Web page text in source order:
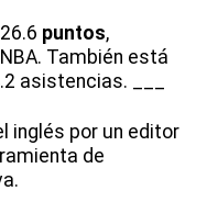
puntos,
También está
asistencias. ___
inglés por un editor
de